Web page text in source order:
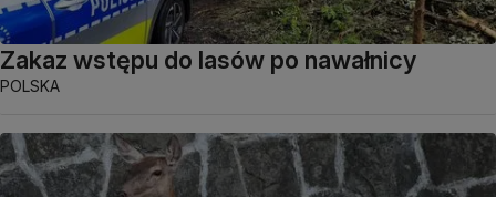
Zakaz wstępu do lasów po nawałnicy
POLSKA